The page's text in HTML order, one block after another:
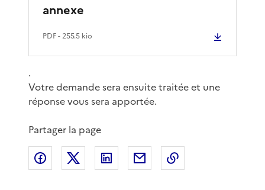
annexe
PDF- 255.5 kio
.
Votre demande sera ensuite traitée et une
réponse vous sera apportée.
Partager la page
Partager sur Facebook
Partager sur XPartager sur LinkedIn
Partager par email